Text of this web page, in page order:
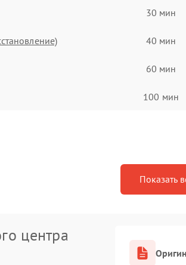
30 мин
40 мин
60 мин
100 мин
Показать
центра